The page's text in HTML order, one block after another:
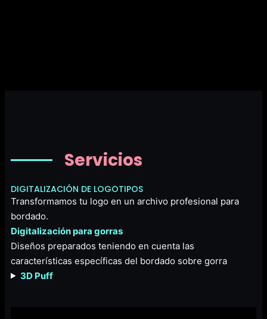
Servicios
DIGITALIZACIÓN DE LOGOTIPOS
Transformamos tu logo en un archivo profesional para
bordado.
Digitalización para gorras
Diseños preparados teniendo en cuenta las
características específicas del bordado sobre gorra
3D Puff